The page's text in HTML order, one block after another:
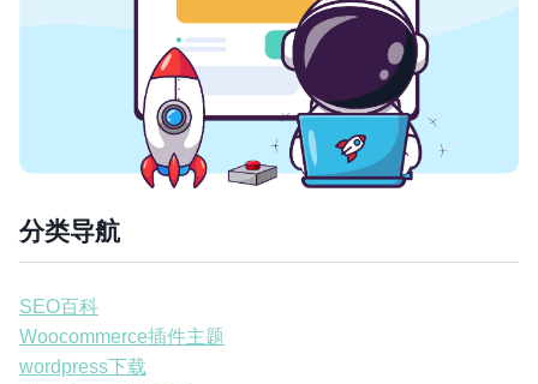
分类导航
SEO百科
Woocommerce插件主题
wordpress下载